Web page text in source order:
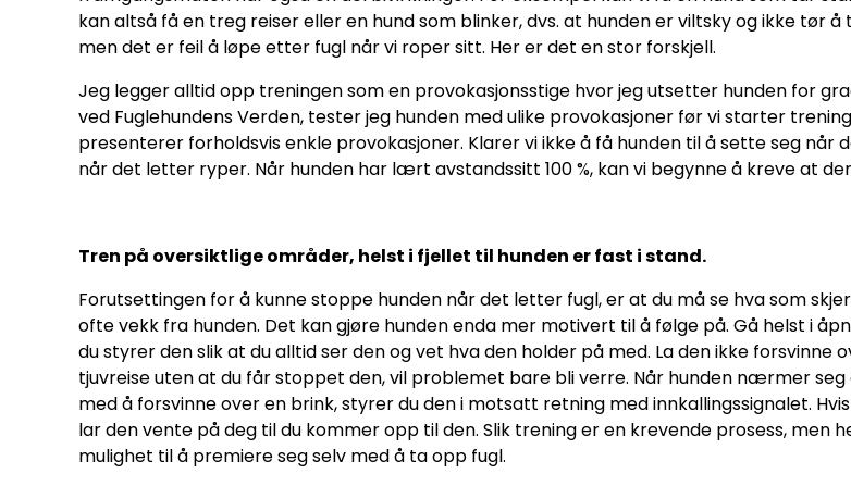
kan altså få en treg reiser eller en hund som blinker, dvs. at hunden er viltsky og ikke tør
men det er feil å løpe etter fugl når vi roper sitt. Her er det en stor forskjell.
Jeg legger alltid opp treningen som en provokasjonsstige hvor jeg utsetter hunden for
ved Fuglehundens Verden, tester jeg hunden med ulike provokasjoner før vi starter
presenterer forholdsvis enkle provokasjoner. Klarer vi ikke å få hunden til å sette seg
når det letter ryper. Når hunden har lært avstandssitt 100 %, kan vi begynne å kreve at
Tren på oversiktlige områder, helst i fjellet til hunden er fast i stand.
Forutsettingen for å kunne stoppe hunden når det letter fugl, er at du må se hva som
ofte vekk fra hunden. Det kan gjøre hunden enda mer motivert til å følge på. Gå helst i
du styrer den slik at du alltid ser den og vet hva den holder på med. La den ikke forsvinne
tjuvreise uten at du får stoppet den, vil problemet bare bli verre. Når hunden nærmer
med å forsvinne over en brink, styrer du den i motsatt retning med innkallingssignalet.
lar den vente på deg til du kommer opp til den. Slik trening er en krevende prosess, men
mulighet til å premiere seg selv med å ta opp fugl.